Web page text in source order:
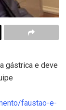
gástrica e deve
faustao-e-